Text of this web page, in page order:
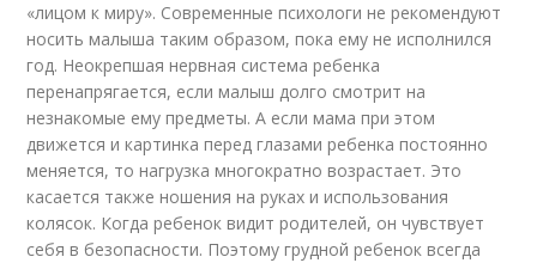
«лицом к миру». Современные психологи не рекомендуют
носить малыша таким образом, пока ему не исполнился
год. Неокрепшая нервная система ребенка
перенапрягается, если малыш долго смотрит на
незнакомые ему предметы. А если мама при этом
движется и картинка перед глазами ребенка постоянно
меняется, то нагрузка многократно возрастает. Это
касается также ношения на руках и использования
колясок. Когда ребенок видит родителей, он чувствует
себя в безопасности. Поэтому грудной ребенок всегда